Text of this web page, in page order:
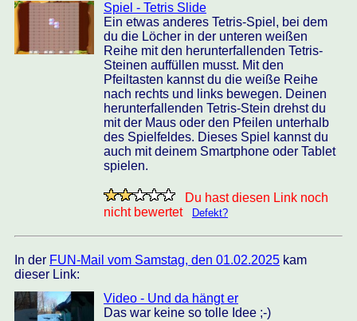
Spiel - Tetris Slide
Ein etwas anderes Tetris-Spiel, bei dem
du die Löcher in der unteren weißen
Reihe mit den herunterfallenden Tetris-
Steinen auffüllen musst. Mit den
Pfeiltasten kannst du die weiße Reihe
nach rechts und links bewegen. Deinen
herunterfallenden Tetris-Stein drehst du
mit der Maus oder den Pfeilen unterhalb
des Spielfeldes. Dieses Spiel kannst du
auch mit deinem Smartphone oder Tablet
spielen.
Du hast diesen Link noch
nicht bewertet
Defekt?
In der FUN-Mail vom Samstag, den 01.02.2025 kam
dieser Link:
Video - Und da hängt er
Das war keine so tolle Idee ;-)